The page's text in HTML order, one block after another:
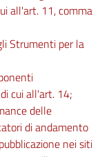
all'art. 11, comma
Strumenti per la
cui all'art. 14;
delle
di andamento
nei siti